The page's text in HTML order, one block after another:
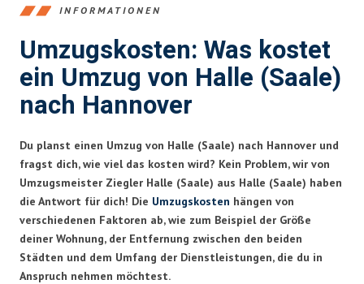
INFORMATIONEN
Umzugskosten: Was kostet
ein Umzug von Halle (Saale)
nach Hannover
Du planst einen Umzug von Halle (Saale) nach Hannover und
fragst dich, wie viel das kosten wird? Kein Problem, wir von
Umzugsmeister Ziegler Halle (Saale) aus Halle (Saale) haben
die Antwort für dich! Die Umzugskosten hängen von
verschiedenen Faktoren ab, wie zum Beispiel der Größe
deiner Wohnung, der Entfernung zwischen den beiden
Städten und dem Umfang der Dienstleistungen, die du in
Anspruch nehmen möchtest.